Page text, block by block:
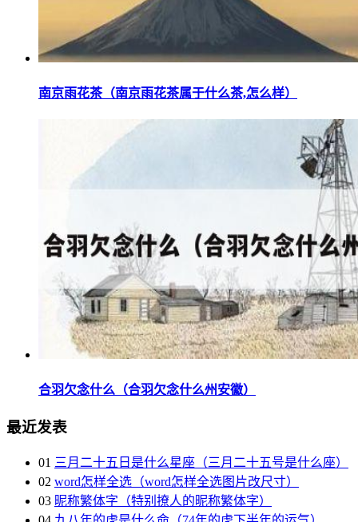
南京雨花茶（南京雨花茶属于什么茶,怎么样）
合羽欠念什么（合羽欠念什么州安徽）
最近发表
01 三月二十五日是什么星座（三月二十五号是什么座）
02 word怎样全选（word怎样全选图片改尺寸）
03 昵称繁体字（特别撩人的昵称繁体字）